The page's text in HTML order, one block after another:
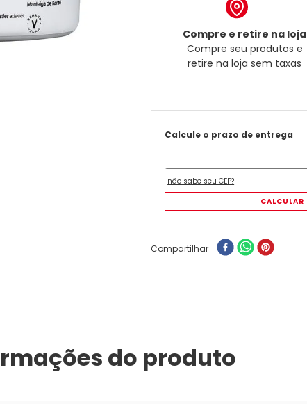
Compre e retire na loja
Compre seu produtos e
retire na loja sem taxas
Compartilhar
do produto